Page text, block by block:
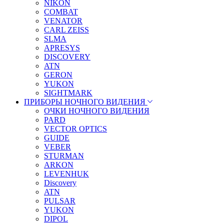
NIKON
COMBAT
VENATOR
CARL ZEISS
SLMA
APRESYS
DISCOVERY
ATN
GERON
YUKON
SIGHTMARK
ПРИБОРЫ НОЧНОГО ВИДЕНИЯ
ОЧКИ НОЧНОГО ВИДЕНИЯ
PARD
VECTOR OPTICS
GUIDE
VEBER
STURMAN
ARKON
LEVENHUK
Discovery
ATN
PULSAR
YUKON
DIPOL